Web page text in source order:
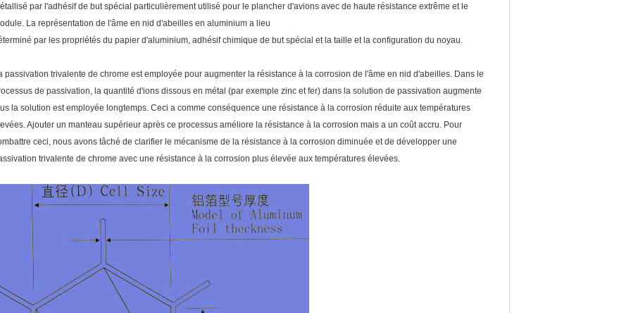
par l'adhésif de but spécial particulièrement utilisé pour le plancher d'avions avec de haute résistance extrême et le
La représentation de l'âme en nid d'abeilles en aluminium a lieu
par les propriétés du papier d'aluminium, adhésif chimique de but spécial et la taille et la configuration du noyau.
passivation trivalente de chrome est employée pour augmenter la résistance à la corrosion de l'âme en nid d'abeilles. Dans le
de passivation, la quantité d'ions dissous en métal (par exemple zinc et fer) dans la solution de passivation augmente
la solution est employée longtemps. Ceci a comme conséquence une résistance à la corrosion réduite aux températures
Ajouter un manteau supérieur après ce processus améliore la résistance à la corrosion mais a un coût accru. Pour
ceci, nous avons tâché de clarifier le mécanisme de la résistance à la corrosion diminuée et de développer une
trivalente de chrome avec une résistance à la corrosion plus élevée aux températures élevées.